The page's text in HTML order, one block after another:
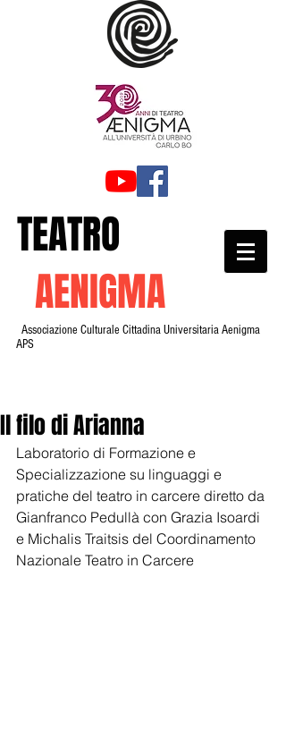
TEATRO
AENIGMA
Associazione Culturale Cittadina Universitaria Aenigma
APS
Il filo di Arianna
Laboratorio di Formazione e
Specializzazione su linguaggi e
pratiche del teatro in carcere diretto da
Gianfranco Pedullà con Grazia Isoardi
e Michalis Traitsis del Coordinamento
Nazionale Teatro in Carcere